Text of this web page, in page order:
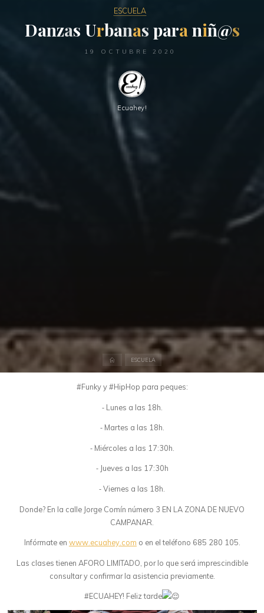
ESCUELA
Danzas Urbanas paraniñ@s
19 OCTUBRE 2020
Ecuahey!
ESCUELA
#Funky y #HipHop para peques:
⁃ Lunes a las 18h.
⁃ Martes a las 18h.
⁃ Miércoles a las 17:30h.
⁃ Jueves a las 17:30h
⁃ Viernes a las 18h.
Donde? En la calle Jorge Comín número 3 EN LA ZONA DE NUEVO
CAMPANAR.
Infórmate en www.ecuahey.com o en el teléfono 685 280 105.
Las clases tienen AFORO LIMITADO, por lo que será imprescindible
consultar y confirmar la asistencia previamente.
#ECUAHEY! Feliz tarde